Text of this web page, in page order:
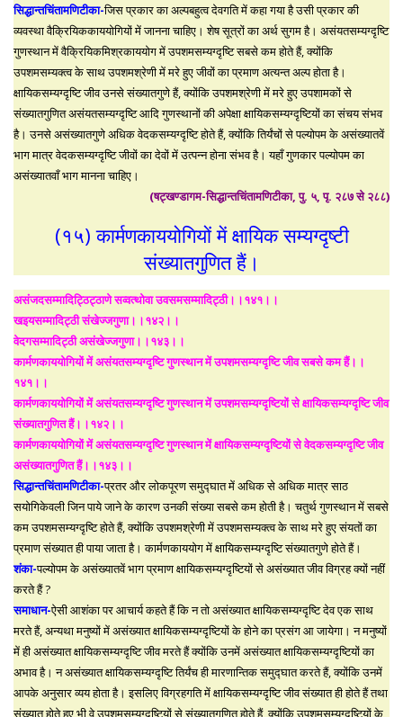
सिद्धान्तचिंतामणिटीका-जिस प्रकार का अल्पबहुत्व देवगति में कहा गया है उसी प्रकार की
व्यवस्था वैक्रियिककाययोगियों में जानना चाहिए। शेष सूत्रों का अर्थ सुगम है। असंयतसम्यग्दृष्टि
गुणस्थान में वैक्रियिकमिश्रकाययोग में उपशमसम्यग्दृष्टि सबसे कम होते हैं, क्योंकि
उपशमसम्यक्त्व के साथ उपशमश्रेणी में मरे हुए जीवों का प्रमाण अत्यन्त अल्प होता है।
क्षायिकसम्यग्दृष्टि जीव उनसे संख्यातगुणे हैं, क्योंकि उपशमश्रेणी में मरे हुए उपशामकों से
संख्यातगुणित असंयतसम्यग्दृष्टि आदि गुणस्थानों की अपेक्षा क्षायिकसम्यग्दृष्टियों का संचय संभव
है। उनसे असंख्यातगुणे अधिक वेदकसम्यग्दृष्टि होते हैं, क्योंकि तिर्यंचों से पल्योपम के असंख्यातवें
भाग मात्र वेदकसम्यग्दृष्टि जीवों का देवों में उत्पन्न होना संभव है। यहाँ गुणकार पल्योपम का
असंख्यातवाँ भाग मानना चाहिए।
(षट्खण्डागम-सिद्धान्तचिंतामणिटीका, पु. ५, पृ. २८७ से २८८)
(१५) कार्मणकाययोगियों में क्षायिक सम्यग्दृष्टी
संख्यातगुणित हैं।
असंजदसम्मादिट्ठिट्ठाणे सव्वत्थोवा उवसमसम्मादिट्ठी।।१४१।।
खइयसम्मादिट्ठी संखेज्जगुणा।।१४२।।
वेदगसम्मादिट्ठी असंखेज्जगुणा।।१४३।।
कार्मणकाययोगियों में असंयतसम्यग्दृष्टि गुणस्थान में उपशमसम्यग्दृष्टि जीव सबसे कम हैं।।
१४१।।
कार्मणकाययोगियों में असंयतसम्यग्दृष्टि गुणस्थान में उपशमसम्यग्दृष्टियों से क्षायिकसम्यग्दृष्टि जीव
संख्यातगुणित हैं।।१४२।।
कार्मणकाययोगियों में असंयतसम्यग्दृष्टि गुणस्थान में क्षायिकसम्यग्दृष्टियों से वेदकसम्यग्दृष्टि जीव
असंख्यातगुणित हैं।।१४३।।
सिद्धान्तचिंतामणिटीका-प्रतर और लोकपूरण समुद्घात में अधिक से अधिक मात्र साठ
सयोगिकेवली जिन पाये जाने के कारण उनकी संख्या सबसे कम होती है। चतुर्थ गुणस्थान में सबसे
कम उपशमसम्यग्दृष्टि होते हैं, क्योंकि उपशमश्रेणी में उपशमसम्यक्त्व के साथ मरे हुए संयतों का
प्रमाण संख्यात ही पाया जाता है। कार्मणकाययोग में क्षायिकसम्यग्दृष्टि संख्यातगुणे होते हैं।
शंका-पल्योपम के असंख्यातवें भाग प्रमाण क्षायिकसम्यग्दृष्टियों से असंख्यात जीव विग्रह क्यों नहीं
करते हैं ?
समाधान-ऐसी आशंका पर आचार्य कहते हैं कि न तो असंख्यात क्षायिकसम्यग्दृष्टि देव एक साथ
मरते हैं, अन्यथा मनुष्यों में असंख्यात क्षायिकसम्यग्दृष्टियों के होने का प्रसंग आ जायेगा। न मनुष्यों
में ही असंख्यात क्षायिकसम्यग्दृष्टि जीव मरते हैं क्योंकि उनमें असंख्यात क्षायिकसम्यग्दृष्टियों का
अभाव है। न असंख्यात क्षायिकसम्यग्दृष्टि तिर्यंच ही मारणान्तिक समुद्घात करते हैं, क्योंकि उनमें
आपके अनुसार व्यय होता है। इसलिए विग्रहगति में क्षायिकसम्यग्दृष्टि जीव संख्यात ही होते हैं तथा
संख्यात होते हुए भी वे उपशमसम्यग्दृष्टियों से संख्यातगुणित होते हैं, क्योंकि उपशमसम्यग्दृष्टियों के